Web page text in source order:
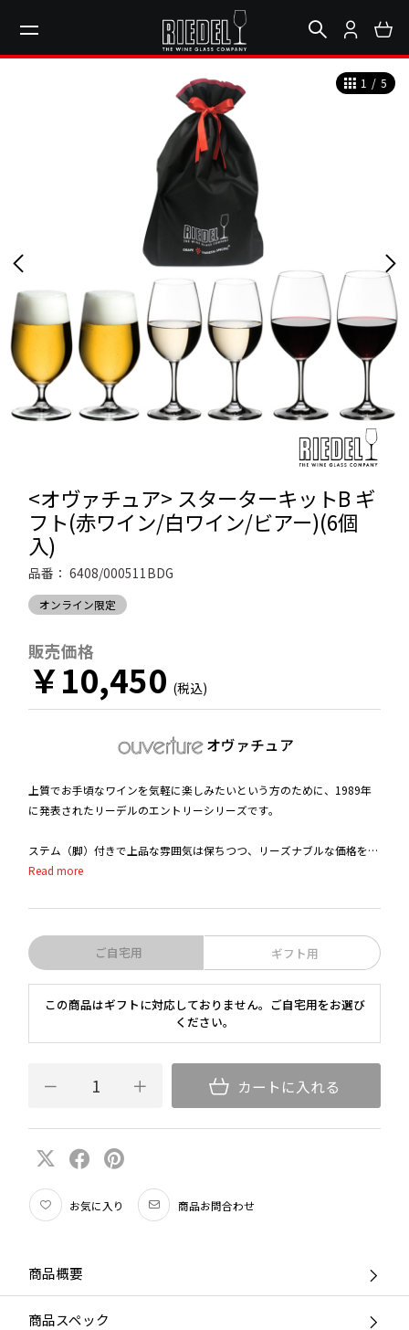
1 / 5
<オヴァチュア> スターターキットB ギ
フト(赤ワイン/白ワイン/ビアー)(6個
入)
品番：6408/000511BDG
オンライン限定
販売価格
￥10,450
オヴァチュア
上質でお手頃なワインを気軽に楽しみたいという方のために、1989年
に発表されたリーデルのエントリーシリーズです。
ステム（脚）付きで上品な雰囲気は保ちつつ、リーズナブルな価格を実
現しました。また、シンプルな商品構成が特長で、ブドウの品種や生産
ーの方や、ワイン初心者の方へのプレゼントにもおすすめです。
ご自宅用 ギフト用
この商品はギフトに対応しておりません。ご自宅用をお選び
ください。
カートに入れる
お気に入り 商品お問合わせ
商品概要
商品スペック